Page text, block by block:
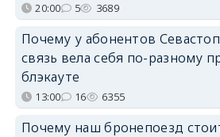
20:00 5 3689
Почему у абонентов
связь вела себя по-разному
блэкауте
13:00 16 6355
Почему наш бронепоезд